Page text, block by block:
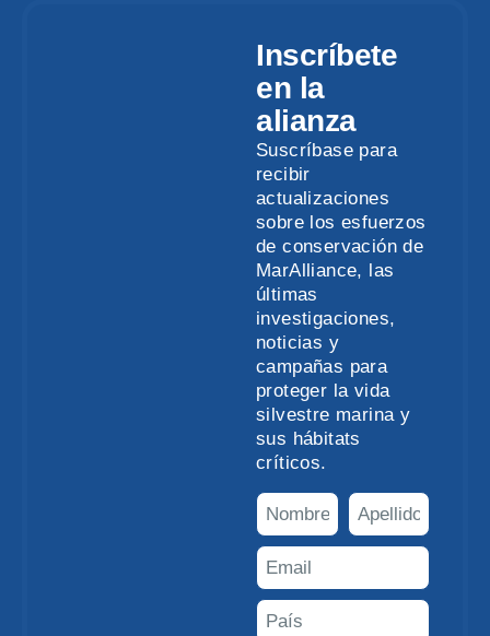
Inscríbete
en la
alianza
Suscríbase para
recibir
actualizaciones
sobre los esfuerzos
de conservación de
MarAlliance, las
últimas
investigaciones,
noticias y
campañas para
proteger la vida
silvestre marina y
sus hábitats
críticos.